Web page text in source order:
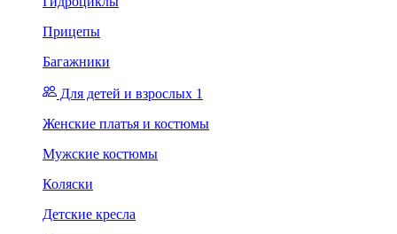
Прицепы
Багажники
Для детей и взрослых 1
Женские платья и костюмы
Мужские костюмы
Коляски
Детские кресла